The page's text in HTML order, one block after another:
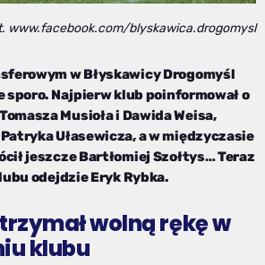
www.facebook.com/blyskawica.drogomysl
w Błyskawicy Drogomyśl
sporo. Najpierw klub poinformował o
Musioła i Dawida Weisa,
Ułasewicza, a w międzyczasie
jeszcze Bartłomiej Szołtys… Teraz
odejdzie Eryk Rybka.
wolną rękę w
klubu